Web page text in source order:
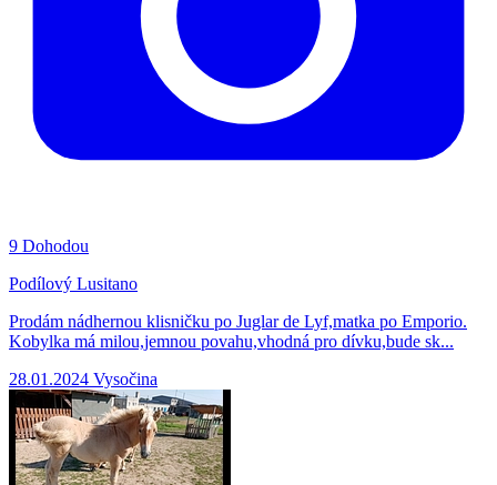
9 Dohodou
Podílový Lusitano
Prodám nádhernou klisničku po Juglar de Lyf,matka po Emporio.
Kobylka má milou,jemnou povahu,vhodná pro dívku,bude sk...
28.01.2024 Vysočina